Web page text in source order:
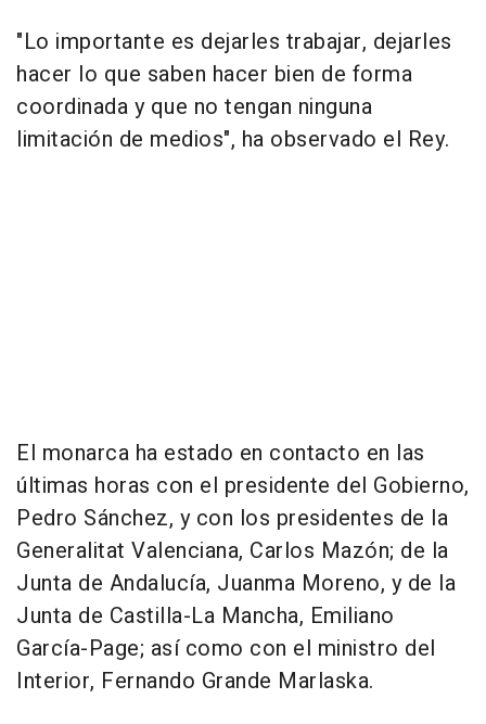
"Lo importante es dejarles trabajar, dejarles
hacer lo que saben hacer bien de forma
coordinada y que no tengan ninguna
limitación de medios", ha observado el Rey.
El monarca ha estado en contacto en las
últimas horas con el presidente del Gobierno,
Pedro Sánchez, y con los presidentes de la
Generalitat Valenciana, Carlos Mazón; de la
Junta de Andalucía, Juanma Moreno, y de la
Junta de Castilla-La Mancha, Emiliano
García-Page; así como con el ministro del
Interior, Fernando Grande Marlaska.